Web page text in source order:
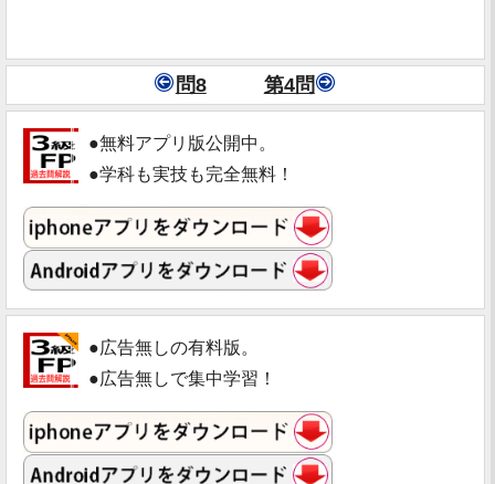
問8 第4問
●無料アプリ版公開中。
●学科も実技も完全無料！
●広告無しの有料版。
●広告無しで集中学習！